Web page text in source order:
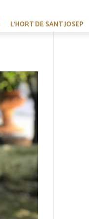
L’HORT DE SANT JOSEP